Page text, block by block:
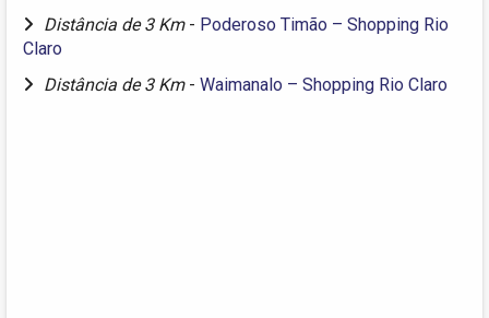
Distância de 3 Km - Poderoso Timão – Shopping Rio
Claro
Distância de 3 Km - Waimanalo – Shopping Rio Claro